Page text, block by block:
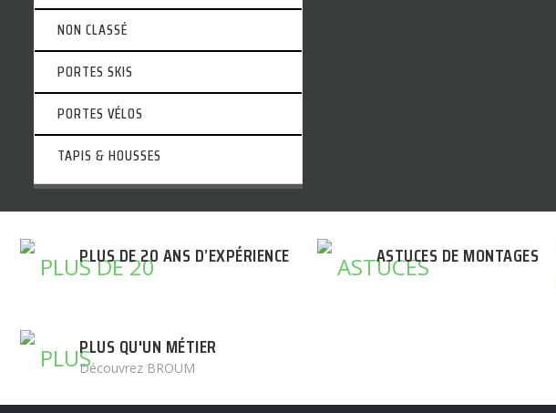
NON CLASSÉ
PORTES SKIS
PORTES VÉLOS
TAPIS & HOUSSES
PLUS DE 20 ANS D’EXPÉRIENCE ASTUCES DE MONTAGES
PLUS QU'UN MÉTIER
Découvrez BROUM